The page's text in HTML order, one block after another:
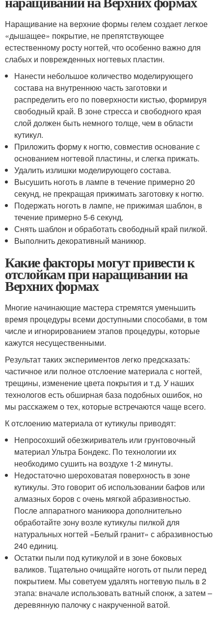
Наращивание на верхние формы гелем создает легкое
«дышащее» покрытие, не препятствующее
естественному росту ногтей, что особенно важно для
слабых и поврежденных ногтевых пластин.
Нанести небольшое количество моделирующего
состава на внутреннюю часть заготовки и
распределить его по поверхности кистью, формируя
свободный край. В зоне стресса и свободного края
слой должен быть немного толще, чем в области
кутикул.
Приложить форму к ногтю, совместив основание с
основанием ногтевой пластины, и слегка прижать.
Удалить излишки моделирующего состава.
Высушить ноготь в лампе в течение примерно 20
секунд, не прекращая прижимать заготовку к ногтю.
Подержать ноготь в лампе, не прижимая шаблон, в
течение примерно 5-6 секунд.
Снять шаблон и обработать свободный край пилкой.
Выполнить декоративный маникюр.
Какие факторы могут привести к
отслойкам при наращивании на
Верхних формах
Многие начинающие мастера стремятся уменьшить
время процедуры всеми доступными способами, в том
числе и игнорированием этапов процедуры, которые
кажутся несущественными.
Результат таких экспериментов легко предсказать:
частичное или полное отслоение материала с ногтей,
трещины, изменение цвета покрытия и т.д. У наших
технологов есть обширная база подобных ошибок, но
мы расскажем о тех, которые встречаются чаще всего.
К отслоению материала от кутикулы приводят:
Непросохший обезжириватель или грунтовочный
материал Ультра Бондекс. По технологии их
необходимо сушить на воздухе 1-2 минуты.
Недостаточно шероховатая поверхность в зоне
кутикулы. Это говорит об использовании бафов или
алмазных боров с очень мягкой абразивностью.
После аппаратного маникюра дополнительно
обработайте зону возле кутикулы пилкой для
натуральных ногтей «Белый гранит» с абразивностью
240 единиц.
Остатки пыли под кутикулой и в зоне боковых
валиков. Тщательно очищайте ноготь от пыли перед
покрытием. Мы советуем удалять ногтевую пыль в 2
этапа: вначале использовать ватный спонж, а затем –
деревянную палочку с накрученной ватой.